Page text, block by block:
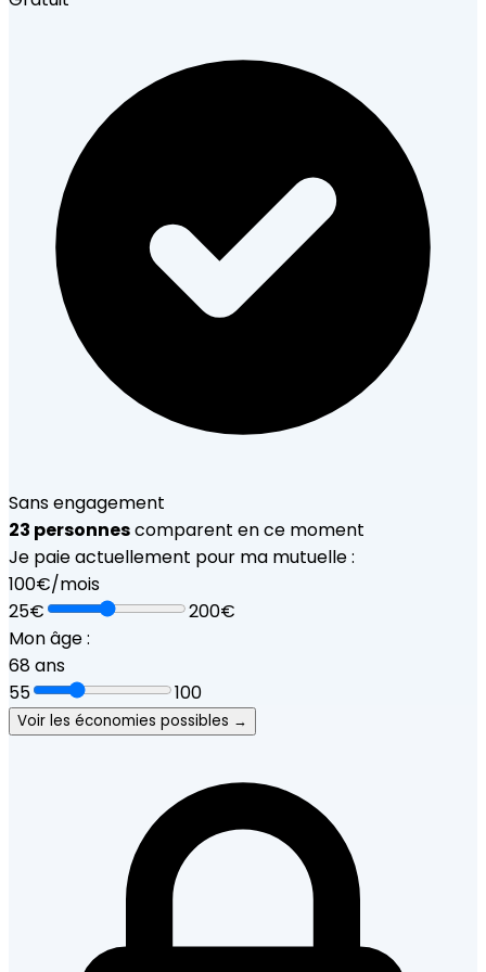
engagement
personnescomparent en ce moment
paie actuellement pour ma mutuelle :
€/mois
âge :
ans
100
Voir les économies possibles →